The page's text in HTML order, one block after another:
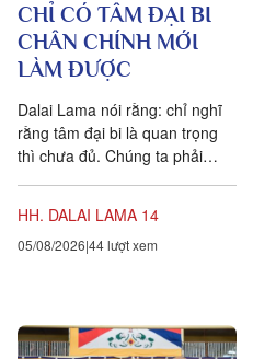
CHỈ CÓ TÂM ĐẠI BI
CHÂN CHÍNH MỚI
LÀM ĐƯỢC
Dalai Lama nói rằng: chỉ nghĩ
rằng tâm đại bi là quan trọng
thì chưa đủ. Chúng ta phải
HH. DALAI LAMA 14
05/08/2026 44 lượt xem